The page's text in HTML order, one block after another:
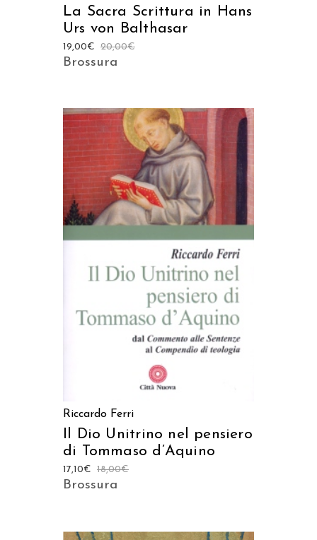
La Sacra Scrittura in Hans
Urs von Balthasar
20,00€
19,00€
Brossura
AGGIUNGI AL CARRELLO
Riccardo Ferri
Il Dio Unitrino nel pensiero
di Tommaso d’Aquino
18,00€
17,10€
Brossura